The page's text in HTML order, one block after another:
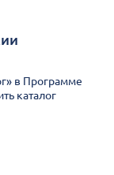
в Программе
каталог